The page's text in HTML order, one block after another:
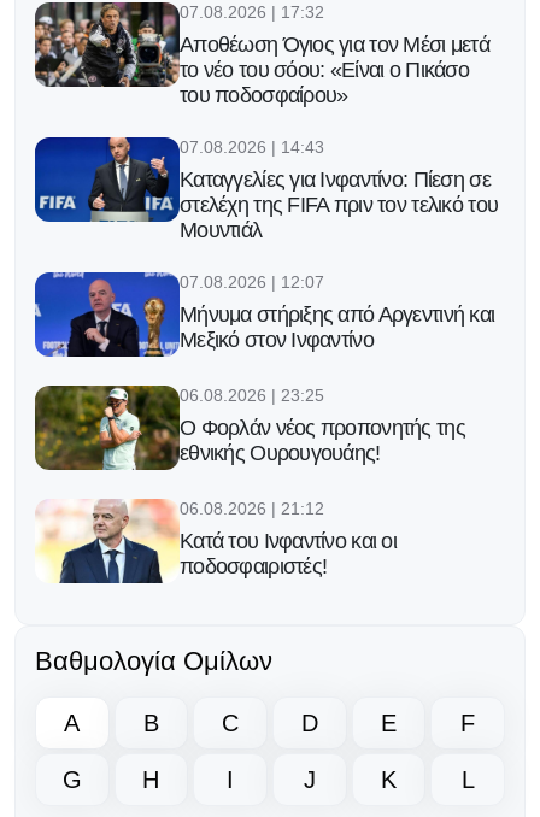
07.08.2026 | 17:32
Αποθέωση Όγιος για τον Μέσι μετά
το νέο του σόου: «Είναι ο Πικάσο
του ποδοσφαίρου»
07.08.2026 | 14:43
Καταγγελίες για Ινφαντίνο: Πίεση σε
στελέχη της FIFA πριν τον τελικό του
Μουντιάλ
07.08.2026 | 12:07
Μήνυμα στήριξης από Αργεντινή και
Μεξικό στον Ινφαντίνο
06.08.2026 | 23:25
Ο Φορλάν νέος προπονητής της
εθνικής Ουρουγουάης!
06.08.2026 | 21:12
Κατά του Ινφαντίνο και οι
ποδοσφαιριστές!
Ο Γκάβι κράτησε την υπόσχεσή του
μετά την κατάκτηση του Μουντιάλ!
06.08.2026 | 18:50
Νέο ξεκάθαρο μήνυμα της UEFA
προς τη FIFA για τον Ινφαντίνο
Βαθμολογία Ομίλων
A B C D E F
G H I J K L